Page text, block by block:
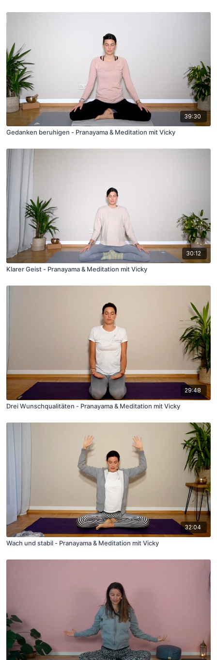
39:30
Gedanken beruhigen - Pranayama & Meditation mit Vicky
30:12
Klarer Geist - Pranayama & Meditation mit Vicky
29:48
Drei Wunschqualitäten - Pranayama & Meditation mit Vicky
32:04
Wach und stabil - Pranayama & Meditation mit Vicky